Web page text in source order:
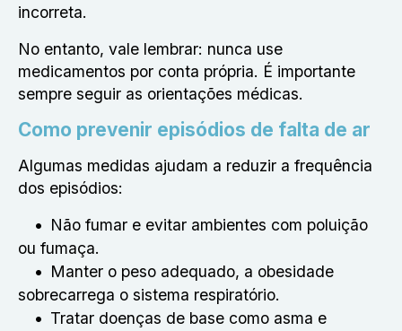
incorreta.
No entanto, vale lembrar: nunca use
medicamentos por conta própria. É importante
sempre seguir as orientações médicas.
Como prevenir episódios de falta de ar
Algumas medidas ajudam a reduzir a frequência
dos episódios:
Não fumar e evitar ambientes com poluição
ou fumaça.
Manter o peso adequado, a obesidade
sobrecarrega o sistema respiratório.
Tratar doenças de base como asma e